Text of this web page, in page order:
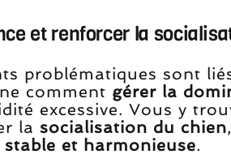
et renforcer la
problématiques sont
comment gérer la
excessive. Vous y
la socialisation du chien
et harmonieuse.